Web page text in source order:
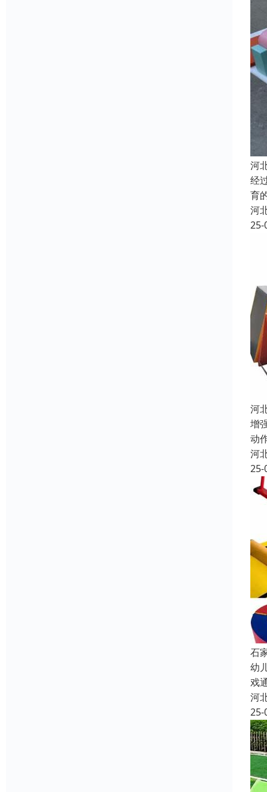
河
经
育
河
25-
河
增
动
河
25-
石
幼
戏
河
25-